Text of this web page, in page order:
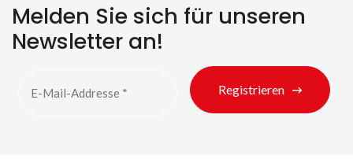
Melden Sie sich für unseren
Newsletter an!
Registrieren